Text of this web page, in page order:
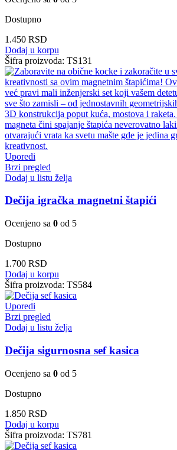
Dostupno
1.450 RSD
Dodaj u korpu
Šifra proizvoda: TS131
Uporedi
Brzi pregled
Dodaj u listu želja
Dečija igračka magnetni štapići
Ocenjeno sa 0 od 5
Dostupno
1.700 RSD
Dodaj u korpu
Šifra proizvoda: TS584
Uporedi
Brzi pregled
Dodaj u listu želja
Dečija sigurnosna sef kasica
Ocenjeno sa 0 od 5
Dostupno
1.850 RSD
Dodaj u korpu
Šifra proizvoda: TS781